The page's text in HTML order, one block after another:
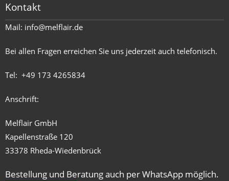
Kontakt
Mail: info@melflair.de
Bei allen Fragen erreichen Sie uns jederzeit auch telefonisch.
Tel: +49 173 4265834
Anschrift:
Melflair GmbH
Kapellenstraße 120
33378 Rheda-Wiedenbrück
Bestellung und Beratung auch per WhatsApp möglich.